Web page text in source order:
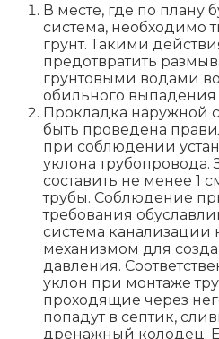
В месте, где по плану
система, необходимо
грунт. Такими
предотвратить
грунтовыми водами
обильного выпадения
Прокладка наружной
быть проведена
при соблюдении
уклона трубопровода.
составить не менее 1
трубы. Соблюдение
требования
система канализации
механизмом для
давления.
уклон при монтаже
проходящие через
попадут в септик,
дренажный колодец.